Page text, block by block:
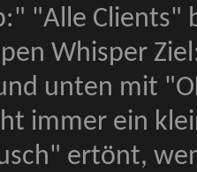
"Alle Clients"
Whisper
unten mit
immer ein
ertönt,